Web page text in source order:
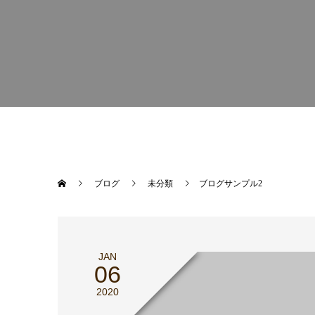
ブログ 未分類 ブログサンプル2
JAN
06
2020